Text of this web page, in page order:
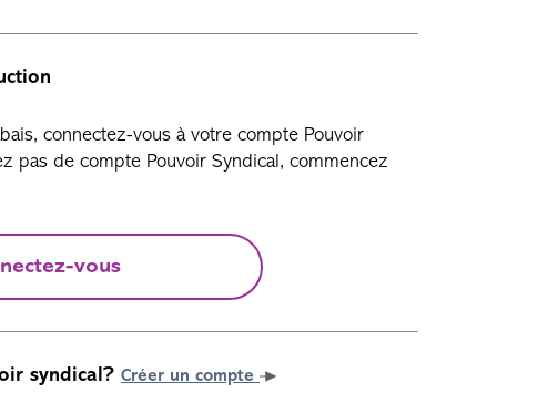
connectez-vous à votre compte Pouvoir
pas de compte Pouvoir Syndical, commencez
vous
syndical? Créer un compte